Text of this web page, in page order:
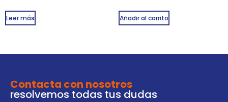
Leer más Añadir al carrito
Contacta con nosotros
resolvemos todas tus dudas